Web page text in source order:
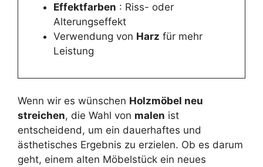
Effektfarben : Riss- oder
Alterungseffekt
Verwendung von Harz für mehr
Leistung
Wenn wir es wünschen Holzmöbel neu
streichen, die Wahl von malen ist
entscheidend, um ein dauerhaftes und
ästhetisches Ergebnis zu erzielen. Ob es darum
geht, einem alten Möbelstück ein neues